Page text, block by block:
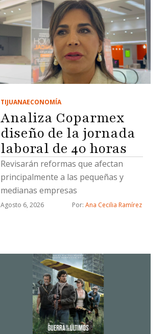
TIJUANAECONOMÍA
Analiza Coparmex
diseño de la jornada
laboral de 40 horas
Revisarán reformas que afectan
principalmente a las pequeñas y
medianas empresas
Agosto 6, 2026 Por: Ana Cecilia Ramírez